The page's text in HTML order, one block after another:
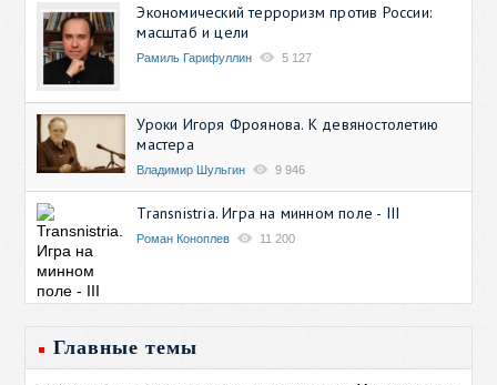
Экономический терроризм против России:
масштаб и цели
Рамиль Гарифуллин 5 127
Уроки Игоря Фроянова. К девяностолетию
мастера
Владимир Шульгин 9 946
Transnistria. Игра на минном поле - III
Роман Коноплев 11 200
Главные темы